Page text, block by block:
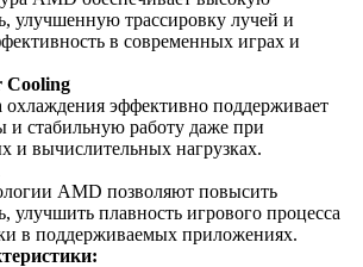
улучшенную трассировку лучей и
в современных играх и
Cooling
эффективно поддерживает
и стабильную работу даже при
и вычислительных нагрузках.
AMD позволяют повысить
улучшить плавность игрового процесса
в поддерживаемых приложениях.